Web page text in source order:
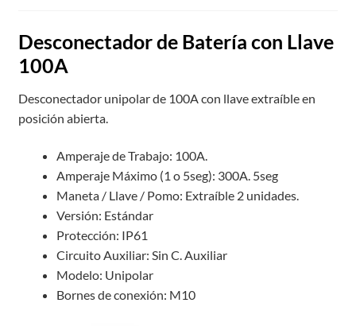
Desconectador de Batería con Llave
100A
Desconectador unipolar de 100A con llave extraíble en
posición abierta.
Amperaje de Trabajo: 100A.
Amperaje Máximo (1 o 5seg): 300A. 5seg
Maneta / Llave / Pomo: Extraíble 2 unidades.
Versión: Estándar
Protección: IP61
Circuito Auxiliar: Sin C. Auxiliar
Modelo: Unipolar
Bornes de conexión: M10